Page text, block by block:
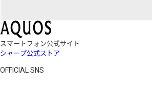
スマートフォン公式サイト
シャープ公式ストア
OFFICIAL SNS